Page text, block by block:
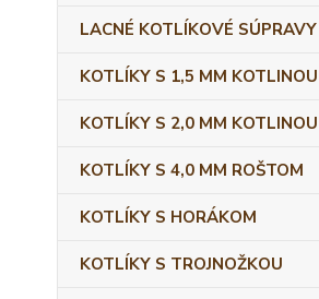
LACNÉ KOTLÍKOVÉ SÚPRAVY
KOTLÍKY S 1,5 MM KOTLINOU
KOTLÍKY S 2,0 MM KOTLINOU
KOTLÍKY S 4,0 MM ROŠTOM
KOTLÍKY S HORÁKOM
KOTLÍKY S TROJNOŽKOU